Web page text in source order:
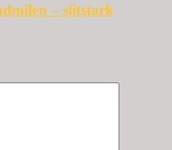
– slitstark